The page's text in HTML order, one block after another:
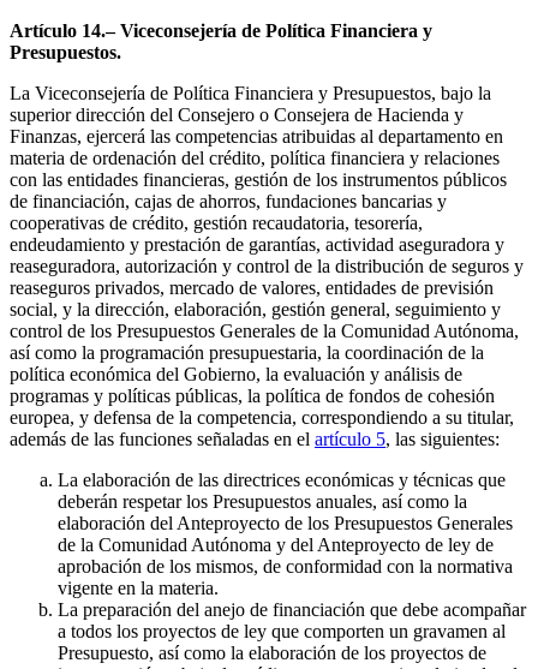
Artículo 14.– Viceconsejería de Política Financiera y
Presupuestos.
La Viceconsejería de Política Financiera y Presupuestos, bajo la
superior dirección del Consejero o Consejera de Hacienda y
Finanzas, ejercerá las competencias atribuidas al departamento en
materia de ordenación del crédito, política financiera y relaciones
con las entidades financieras, gestión de los instrumentos públicos
de financiación, cajas de ahorros, fundaciones bancarias y
cooperativas de crédito, gestión recaudatoria, tesorería,
endeudamiento y prestación de garantías, actividad aseguradora y
reaseguradora, autorización y control de la distribución de seguros y
reaseguros privados, mercado de valores, entidades de previsión
social, y la dirección, elaboración, gestión general, seguimiento y
control de los Presupuestos Generales de la Comunidad Autónoma,
así como la programación presupuestaria, la coordinación de la
política económica del Gobierno, la evaluación y análisis de
programas y políticas públicas, la política de fondos de cohesión
europea, y defensa de la competencia, correspondiendo a su titular,
además de las funciones señaladas en el artículo 5, las siguientes:
La elaboración de las directrices económicas y técnicas que
deberán respetar los Presupuestos anuales, así como la
elaboración del Anteproyecto de los Presupuestos Generales
de la Comunidad Autónoma y del Anteproyecto de ley de
aprobación de los mismos, de conformidad con la normativa
vigente en la materia.
La preparación del anejo de financiación que debe acompañar
a todos los proyectos de ley que comporten un gravamen al
Presupuesto, así como la elaboración de los proyectos de